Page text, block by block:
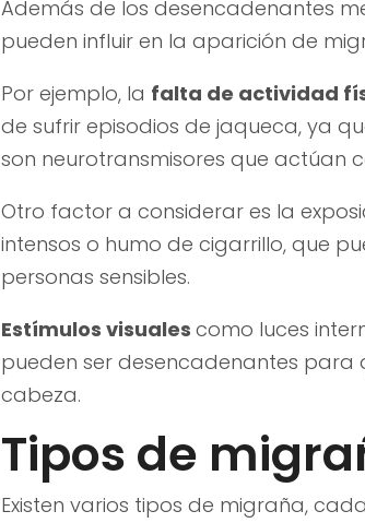
Además de los desencadenantes
pueden influir en la aparición de
Por ejemplo, la falta de actividad
de sufrir episodios de jaqueca, ya
son neurotransmisores que actúan
Otro factor a considerar es la
intensos o humo de cigarrillo, que
personas sensibles.
Estímulos visuales como luces
pueden ser desencadenantes
cabeza.
Tipos de
Existen varios tipos de migraña,